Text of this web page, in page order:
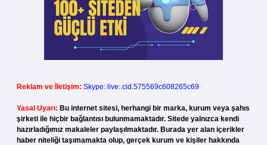
Reklam ve İletişim: Skype: live:.cid.575569c608265c69
Yasal Uyarı: Bu internet sitesi, herhangi bir marka, kurum veya şahıs
şirketi ile hiçbir bağlantısı bulunmamaktadır. Sitede yalnızca kendi
hazırladığımız makaleler paylaşılmaktadır. Burada yer alan içerikler
haber niteliği taşımamakta olup, gerçek kurum ve kişiler hakkında